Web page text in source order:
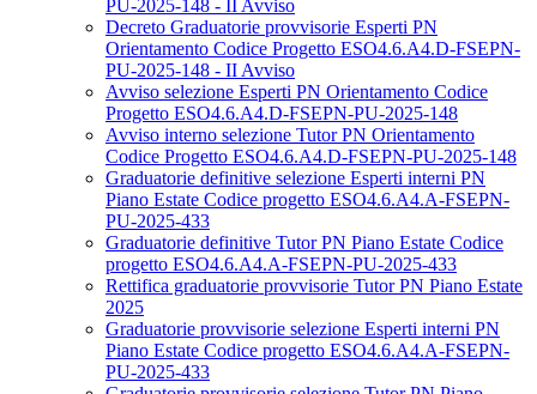
PU-2025-148 - II Avviso
Decreto Graduatorie provvisorie Esperti PN
Orientamento Codice Progetto ESO4.6.A4.D-FSEPN-
PU-2025-148 - II Avviso
Avviso selezione Esperti PN Orientamento Codice
Progetto ESO4.6.A4.D-FSEPN-PU-2025-148
Avviso interno selezione Tutor PN Orientamento
Codice Progetto ESO4.6.A4.D-FSEPN-PU-2025-148
Graduatorie definitive selezione Esperti interni PN
Piano Estate Codice progetto ESO4.6.A4.A-FSEPN-
PU-2025-433
Graduatorie definitive Tutor PN Piano Estate Codice
progetto ESO4.6.A4.A-FSEPN-PU-2025-433
Rettifica graduatorie provvisorie Tutor PN Piano Estate
2025
Graduatorie provvisorie selezione Esperti interni PN
Piano Estate Codice progetto ESO4.6.A4.A-FSEPN-
PU-2025-433